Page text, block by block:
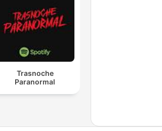
Trasnoche
Paranormal